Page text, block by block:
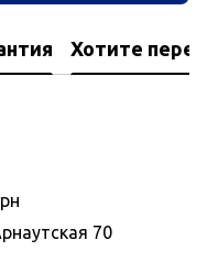
Хотите
70